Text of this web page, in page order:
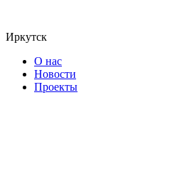
Иркутск
О нас
Новости
Проекты